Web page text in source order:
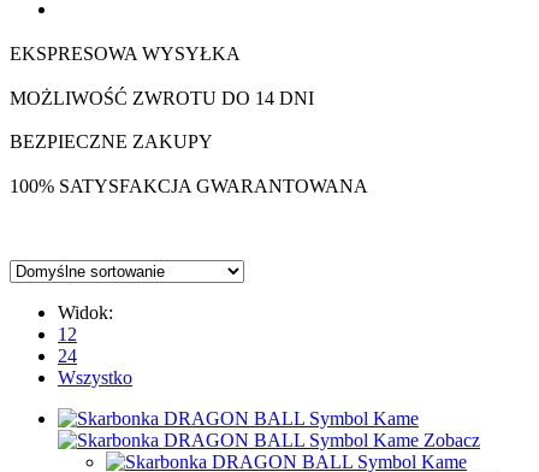
EKSPRESOWA WYSYŁKA
MOŻLIWOŚĆ ZWROTU DO 14 DNI
BEZPIECZNE ZAKUPY
100% SATYSFAKCJA GWARANTOWANA
Widok:
12
24
Wszystko
Zobacz